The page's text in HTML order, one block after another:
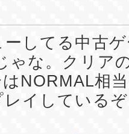
してる中古
ゃな。クリア
NORMAL相
イしている